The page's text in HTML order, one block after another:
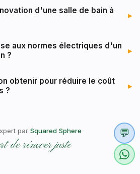
d'une salle de bain à
▸
aux normes électriques d'un
?
▸
obtenir pour réduire le coût
?
▸
par Squared Sphere
de rénover juste
💬